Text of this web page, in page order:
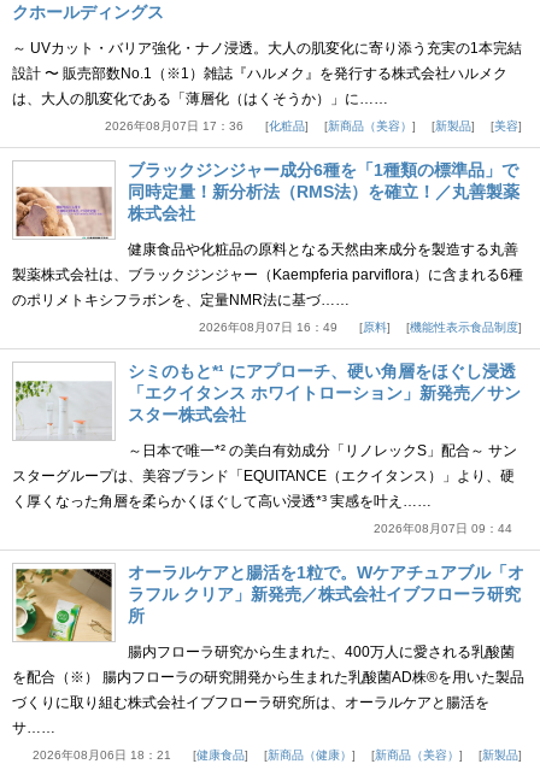
クホールディングス
～ UVカット・バリア強化・ナノ浸透。大人の肌変化に寄り添う充実の1本完結
設計 〜 販売部数No.1（※1）雑誌『ハルメク』を発行する株式会社ハルメク
は、大人の肌変化である「薄層化（はくそうか）」に……
2026年08月07日 17：36 化粧品 新商品（美容） 新製品 美容
ブラックジンジャー成分6種を「1種類の標準品」で
同時定量！新分析法（RMS法）を確立！／丸善製薬
株式会社
健康食品や化粧品の原料となる天然由来成分を製造する丸善
製薬株式会社は、ブラックジンジャー（Kaempferia parviflora）に含まれる6種
のポリメトキシフラボンを、定量NMR法に基づ……
2026年08月07日 16：49 原料 機能性表示食品制度
シミのもと*¹ にアプローチ、硬い角層をほぐし浸透
「エクイタンス ホワイトローション」新発売／サン
スター株式会社
～日本で唯一*² の美白有効成分「リノレックS」配合～ サン
スターグループは、美容ブランド「EQUITANCE（エクイタンス）」より、硬
く厚くなった角層を柔らかくほぐして高い浸透*³ 実感を叶え……
2026年08月07日 09：44
オーラルケアと腸活を1粒で。Wケアチュアブル「オ
ラフル クリア」新発売／株式会社イブフローラ研究
所
腸内フローラ研究から生まれた、400万人に愛される乳酸菌
を配合（※） 腸内フローラの研究開発から生まれた乳酸菌AD株®を用いた製品
づくりに取り組む株式会社イブフローラ研究所は、オーラルケアと腸活を
サ……
2026年08月06日 18：21 健康食品 新商品（健康） 新商品（美容） 新製品